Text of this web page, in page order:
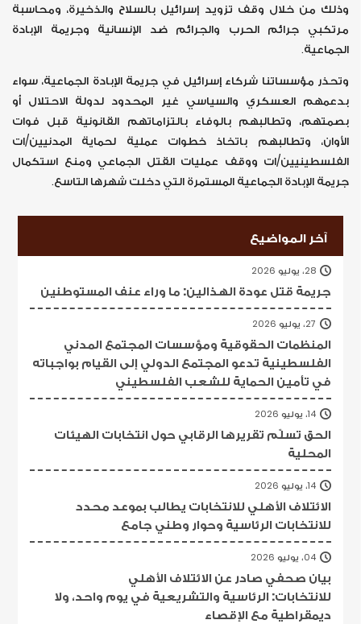
وذلك من خلال وقف تزويد إسرائيل بالسلاح والذخيرة، ومحاسبة
مرتكبي جرائم الحرب والجرائم ضد الإنسانية وجريمة الإبادة
الجماعية.
وتحذر مؤسساتنا شركاء إسرائيل في جريمة الإبادة الجماعية، سواء
بدعمهم العسكري والسياسي غير المحدود لدولة الاحتلال أو
بصمتهم، وتطالبهم بالوفاء بالتزاماتهم القانونية قبل فوات
الأوان، وتطالبهم باتخاذ خطوات عملية لحماية المدنيين/ات
الفلسطينيين/ات ووقف عمليات القتل الجماعي ومنع استكمال
جريمة الإبادة الجماعية المستمرة التي دخلت شهرها التاسع.
آخر المواضيع
28، يوليو 2026
جريمة قتل عودة الهذالين: ما وراء عنف المستوطنين
27، يوليو 2026
المنظمات الحقوقية ومؤسسات المجتمع المدني
الفلسطينية تدعو المجتمع الدولي إلى القيام بواجباته
في تأمين الحماية للشعب الفلسطيني
14، يوليو 2026
الحق تسلّم تقريرها الرقابي حول انتخابات الهيئات
المحلية
14، يوليو 2026
الائتلاف الأهلي للانتخابات يطالب بموعد محدد
للانتخابات الرئاسية وحوار وطني جامع
04، يوليو 2026
بيان صحفي صادر عن الائتلاف الأهلي
للانتخابات: الرئاسية والتشريعية في يوم واحد، ولا
ديمقراطية مع الإقصاء